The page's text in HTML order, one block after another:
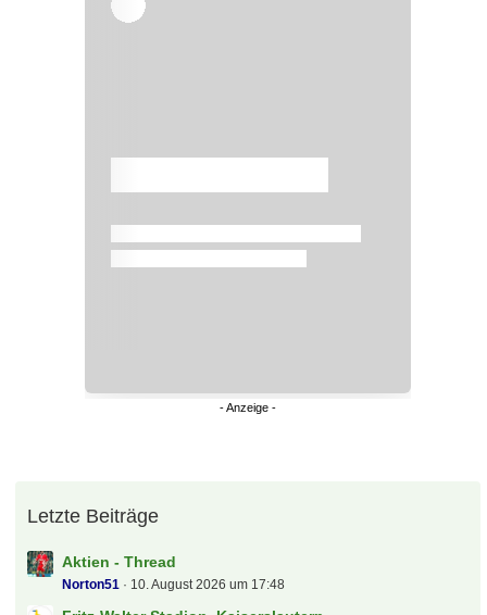
Letzte Beiträge
Aktien - Thread
Norton51 10. August 2026 um 17:48